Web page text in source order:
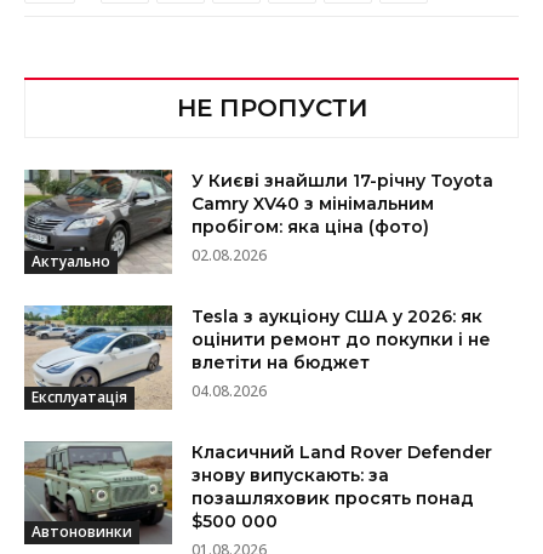
НЕ ПРОПУСТИ
Актуально
У Києві знайшли 17-річну Toyota
Camry XV40 з мінімальним
пробігом: яка ціна (фото)
02.08.2026
Експлуатація
Tesla з аукціону США у 2026: як
оцінити ремонт до покупки і не
влетіти на бюджет
04.08.2026
Автоновинки
Класичний Land Rover Defender
знову випускають: за
позашляховик просять понад
$500 000
01.08.2026